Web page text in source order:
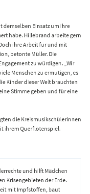
demselben Einsatz um ihre
habe. Hillebrand arbeite gern
ihre Arbeit für und mit
betonte Müller. Die
zu würdigen. „Wir
Menschen zu ermutigen, es
Kinder dieser Welt brauchten
Stimme geben und für eine
die Kreismusikschülerinnen
ihrem Querflötenspiel.
und hilft Mädchen
Krisengebieten der Erde.
mit Impfstoffen, baut